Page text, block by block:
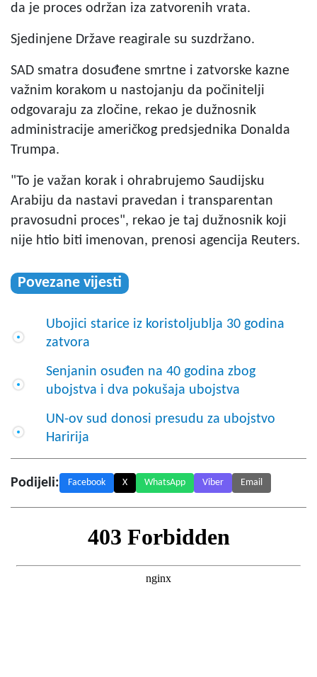
da je proces održan iza zatvorenih vrata.
Sjedinjene Države reagirale su suzdržano.
SAD smatra dosuđene smrtne i zatvorske kazne
važnim korakom u nastojanju da počinitelji
odgovaraju za zločine, rekao je dužnosnik
administracije američkog predsjednika Donalda
Trumpa.
"To je važan korak i ohrabrujemo Saudijsku
Arabiju da nastavi pravedan i transparentan
pravosudni proces", rekao je taj dužnosnik koji
nije htio biti imenovan, prenosi agencija Reuters.
Povezane vijesti
Ubojici starice iz koristoljublja 30 godina
zatvora
Senjanin osuđen na 40 godina zbog
ubojstva i dva pokušaja ubojstva
UN-ov sud donosi presudu za ubojstvo
Haririja
Podijeli: Facebook X WhatsApp Viber Email